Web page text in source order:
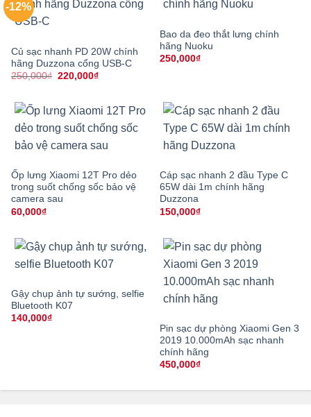
-12%
Củ sạc nhanh PD 20W chính
hãng Duzzona cổng USB-C
250,000₫ Giá
220,000₫Giá
220,000₫.
Bao da đeo thắt lưng chính
hãng Nuoku
250,000₫
Ốp lưng Xiaomi 12T Pro dẻo
trong suốt chống sốc bảo vệ
camera sau
60,000₫
Cáp sạc nhanh 2 đầu Type C
65W dài 1m chính hãng
Duzzona
150,000₫
Gậy chụp ảnh tự sướng, selfie
Bluetooth K07
140,000₫
Pin sạc dự phòng Xiaomi Gen 3
2019 10.000mAh sạc nhanh
chính hãng
450,000₫